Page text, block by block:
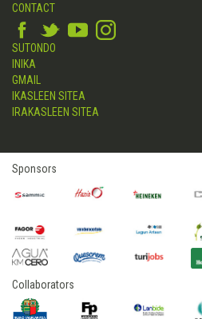
CONTACT
SUTONDO
INIKA
GMAIL
IKASLEEN SITEA
IRAKASLEEN SITEA
Sponsors
Collaborators